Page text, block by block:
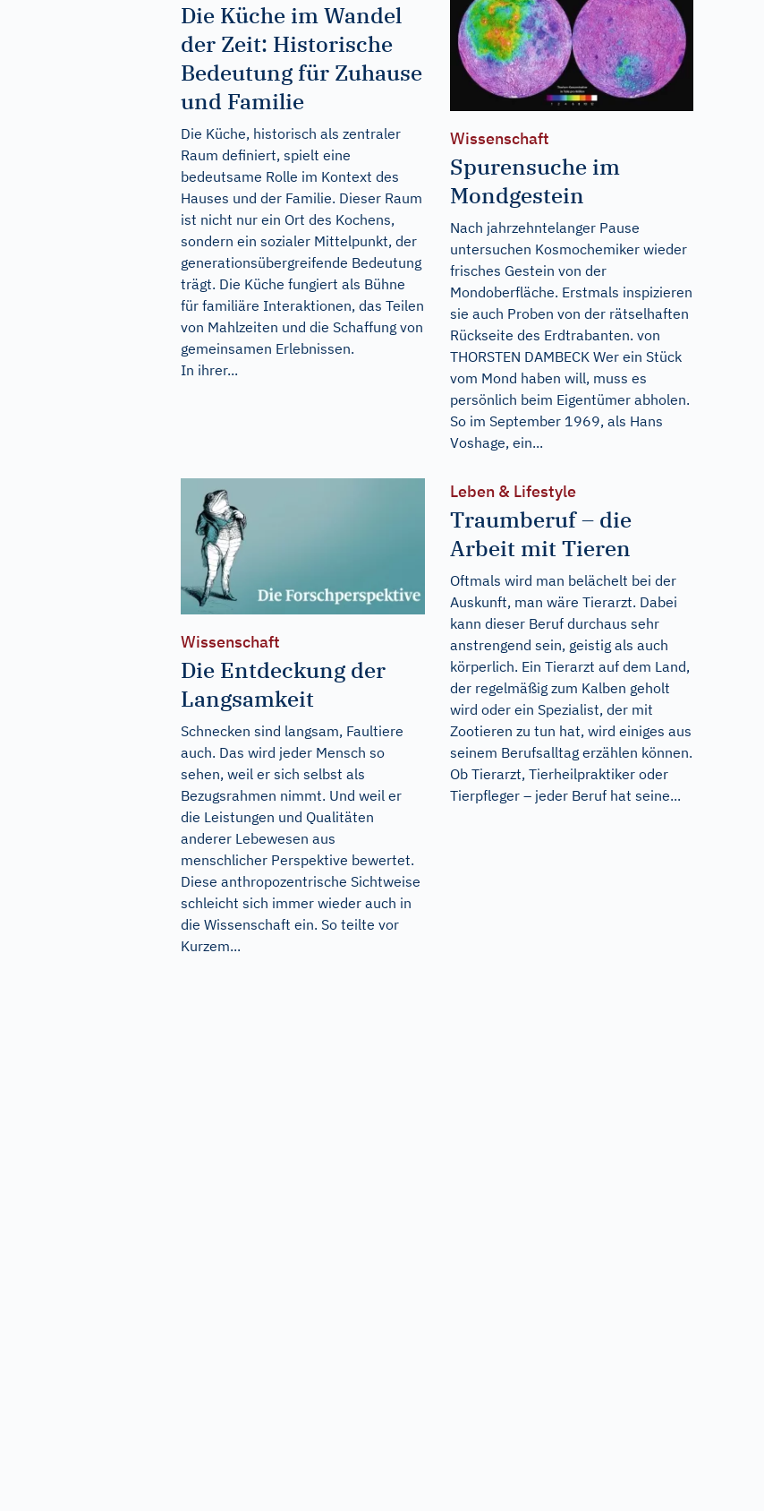
Die Küche im Wandel
der Zeit: Historische
Bedeutung für Zuhause
und Familie
Die Küche, historisch als zentraler
Raum definiert, spielt eine
bedeutsame Rolle im Kontext des
Hauses und der Familie. Dieser Raum
ist nicht nur ein Ort des Kochens,
sondern ein sozialer Mittelpunkt, der
generationsübergreifende Bedeutung
trägt. Die Küche fungiert als Bühne
für familiäre Interaktionen, das Teilen
von Mahlzeiten und die Schaffung von
gemeinsamen Erlebnissen.
In ihrer...
Wissenschaft
Spurensuche im
Mondgestein
Nach jahrzehntelanger Pause
untersuchen Kosmochemiker wieder
frisches Gestein von der
Mondoberfläche. Erstmals inspizieren
sie auch Proben von der rätselhaften
Rückseite des Erdtrabanten. von
THORSTEN DAMBECK Wer ein Stück
vom Mond haben will, muss es
persönlich beim Eigentümer abholen.
So im September 1969, als Hans
Voshage, ein...
Wissenschaft
Die Entdeckung der
Langsamkeit
Schnecken sind langsam, Faultiere
auch. Das wird jeder Mensch so
sehen, weil er sich selbst als
Bezugsrahmen nimmt. Und weil er
die Leistungen und Qualitäten
anderer Lebewesen aus
menschlicher Perspektive bewertet.
Diese anthropozentrische Sichtweise
schleicht sich immer wieder auch in
die Wissenschaft ein. So teilte vor
Kurzem...
Leben & Lifestyle
Traumberuf – die
Arbeit mit Tieren
Oftmals wird man belächelt bei der
Auskunft, man wäre Tierarzt. Dabei
kann dieser Beruf durchaus sehr
anstrengend sein, geistig als auch
körperlich. Ein Tierarzt auf dem Land,
der regelmäßig zum Kalben geholt
wird oder ein Spezialist, der mit
Zootieren zu tun hat, wird einiges aus
seinem Berufsalltag erzählen können.
Ob Tierarzt, Tierheilpraktiker oder
Tierpfleger – jeder Beruf hat seine...